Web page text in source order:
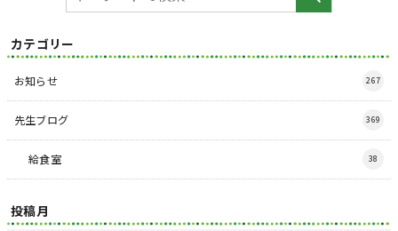
カテゴリー
お知らせ 267
先生ブログ 369
給食室 38
投稿月